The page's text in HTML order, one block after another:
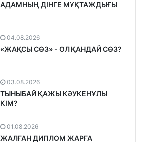
АДАМНЫҢ ДІНГЕ МҰҚТАЖДЫҒЫ
04.08.2026
«ЖАҚСЫ СӨЗ» - ОЛ ҚАНДАЙ СӨЗ?
03.08.2026
ТЫНЫБАЙ ҚАЖЫ КӘУКЕНҰЛЫ
КІМ?
01.08.2026
ЖАЛҒАН ДИПЛОМ ЖАРҒА